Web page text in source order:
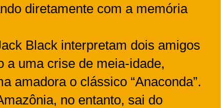
diretamente com a memória
Black interpretam dois amigos
a uma crise de meia-idade,
amadora o clássico “Anaconda”.
no entanto, sai do